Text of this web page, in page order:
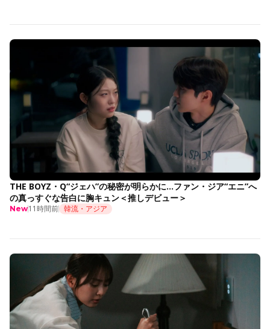
THE BOYZ・Q“ジェハ”の秘密が明らかに…ファン・ジア“エニ”へ
の真っすぐな告白に胸キュン＜推しデビュー＞
New11時間前 韓流・アジア